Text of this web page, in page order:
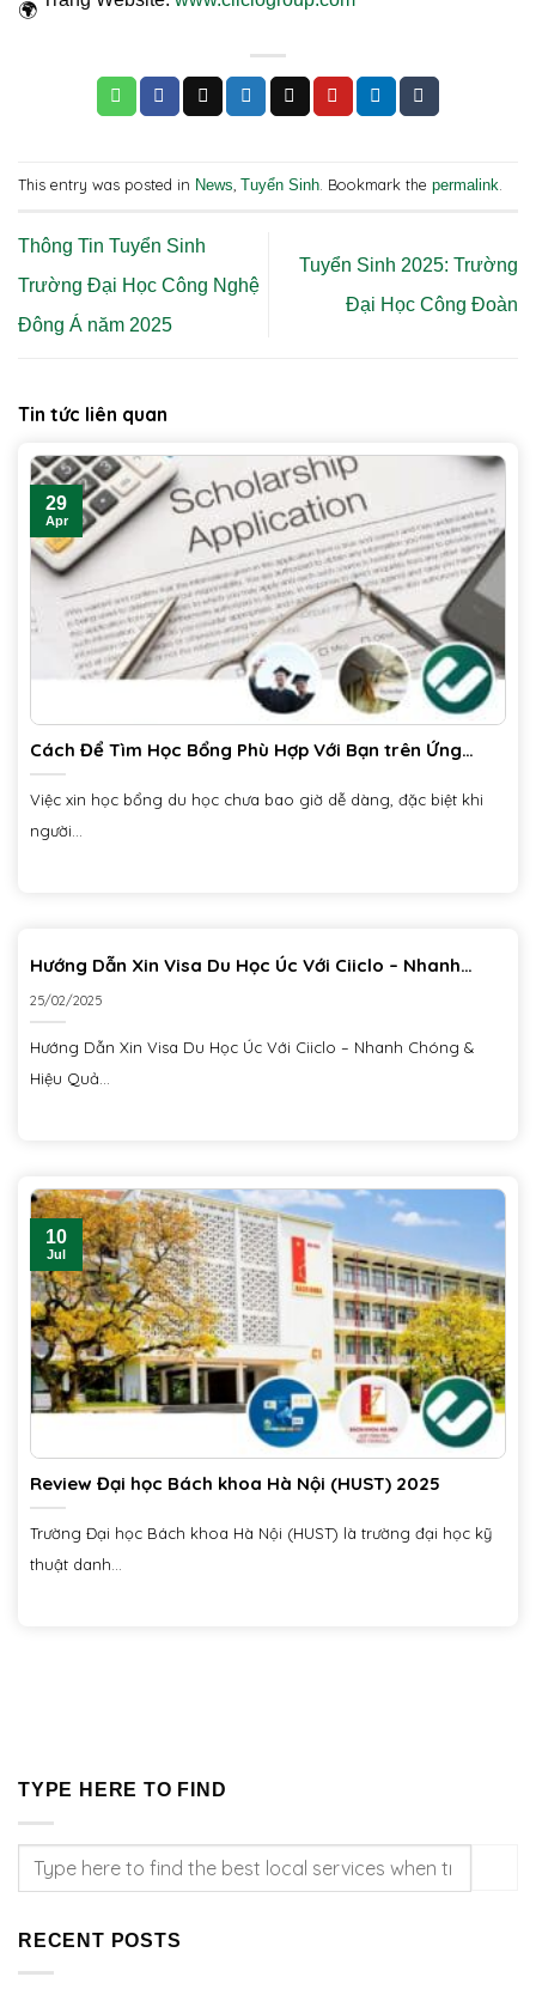
This entry was posted in News Tuyển Sinh . Bookmark the permalink
Thông Tin Tuyển Sinh
Trường Đại Học Công Nghệ
Đông Á năm 2025
Tuyển Sinh 2025: Trường
Đại Học Công Đoàn
Tin tức liên quan
Cách Để Tìm Học Bổng Phù Hợp Với Bạn trên Ứng
Dụng Ciiclo
Việc xin học bổng du học chưa bao giờ dễ dàng, đặc biệt khi
người...
29
Apr
Hướng Dẫn Xin Visa Du Học Úc Với Ciiclo – Nhanh
25/02/2025
Hướng Dẫn Xin Visa Du Học Úc Với Ciiclo – Nhanh Chóng &
Hiệu Quả...
Review Đại học Bách khoa Hà Nội (HUST) 2025
Trường Đại học Bách khoa Hà Nội (HUST) là trường đại học kỹ
thuật danh...
10
Jul
TYPE HERE TO FIND
RECENT POSTS